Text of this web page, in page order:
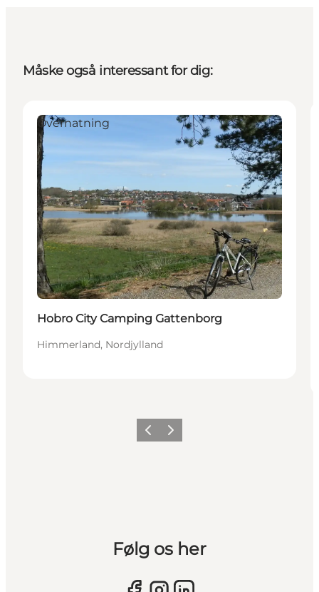
Måske også interessant for dig:
Overnatning
Hobro City Camping Gattenborg
Himmerland, Nordjylland
Forrige billede
Næste billede
Følg os her